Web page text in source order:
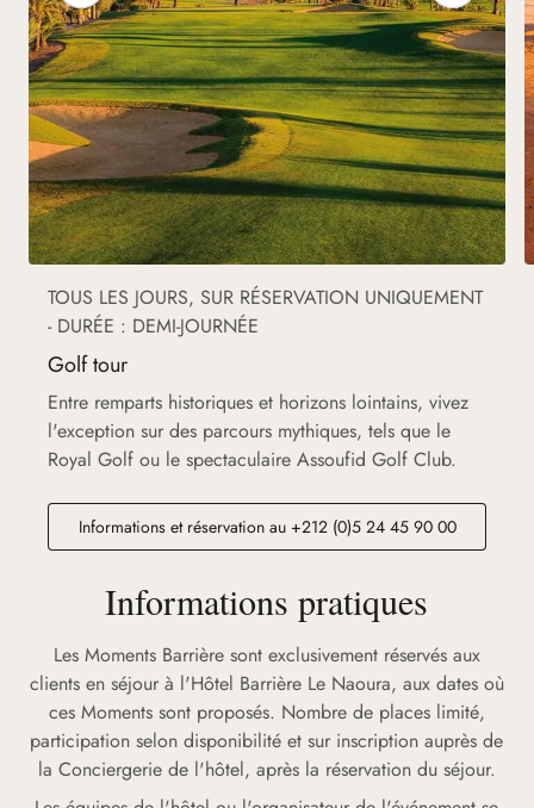
TOUS LES JOURS, SUR RÉSERVATION UNIQUEMENT
- DURÉE : DEMI-JOURNÉE
Golf tour
Entre remparts historiques et horizons lointains, vivez
l'exception sur des parcours mythiques, tels que le
Royal Golf ou le spectaculaire Assoufid Golf Club.
Informations et réservation au +212 (0)5 24 45 90 00
Informations pratiques
Les Moments Barrière sont exclusivement réservés aux
clients en séjour à l'Hôtel Barrière Le Naoura, aux dates où
ces Moments sont proposés. Nombre de places limité,
participation selon disponibilité et sur inscription auprès de
la Conciergerie de l'hôtel, après la réservation du séjour.